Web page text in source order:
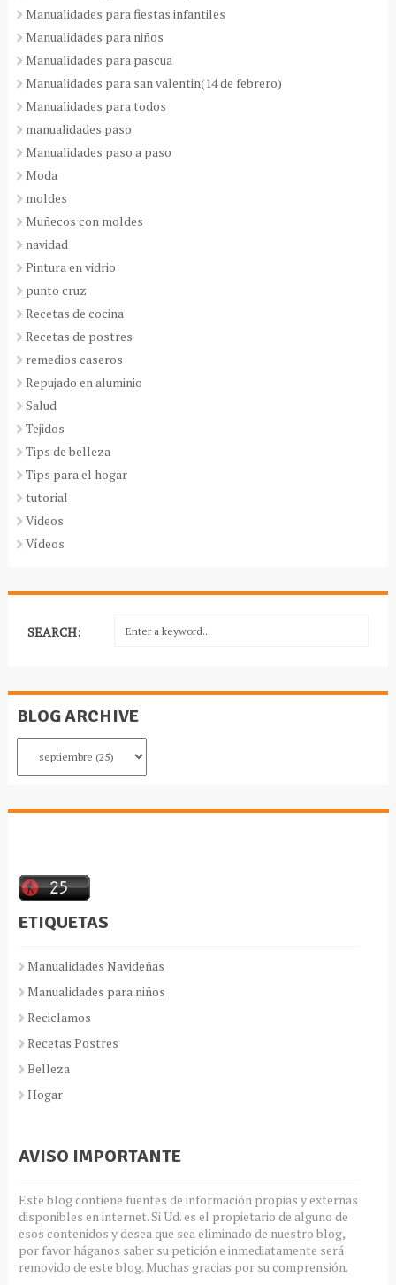
Manualidades para fiestas infantiles
Manualidades para niños
Manualidades para pascua
Manualidades para san valentin(14 de febrero)
Manualidades para todos
manualidades paso
Manualidades paso a paso
Moda
moldes
Muñecos con moldes
navidad
Pintura en vidrio
punto cruz
Recetas de cocina
Recetas de postres
remedios caseros
Repujado en aluminio
Salud
Tejidos
Tips de belleza
Tips para el hogar
tutorial
Videos
Vídeos
SEARCH:
BLOG ARCHIVE
ETIQUETAS
Manualidades Navideñas
Manualidades para niños
Reciclamos
Recetas Postres
Belleza
Hogar
AVISO IMPORTANTE
Este blog contiene fuentes de información propias y externas
disponibles en internet. Si Ud. es el propietario de alguno de
esos contenidos y desea que sea eliminado de nuestro blog,
por favor háganos saber su petición e inmediatamente será
removido de este blog. Muchas gracias por su comprensión.